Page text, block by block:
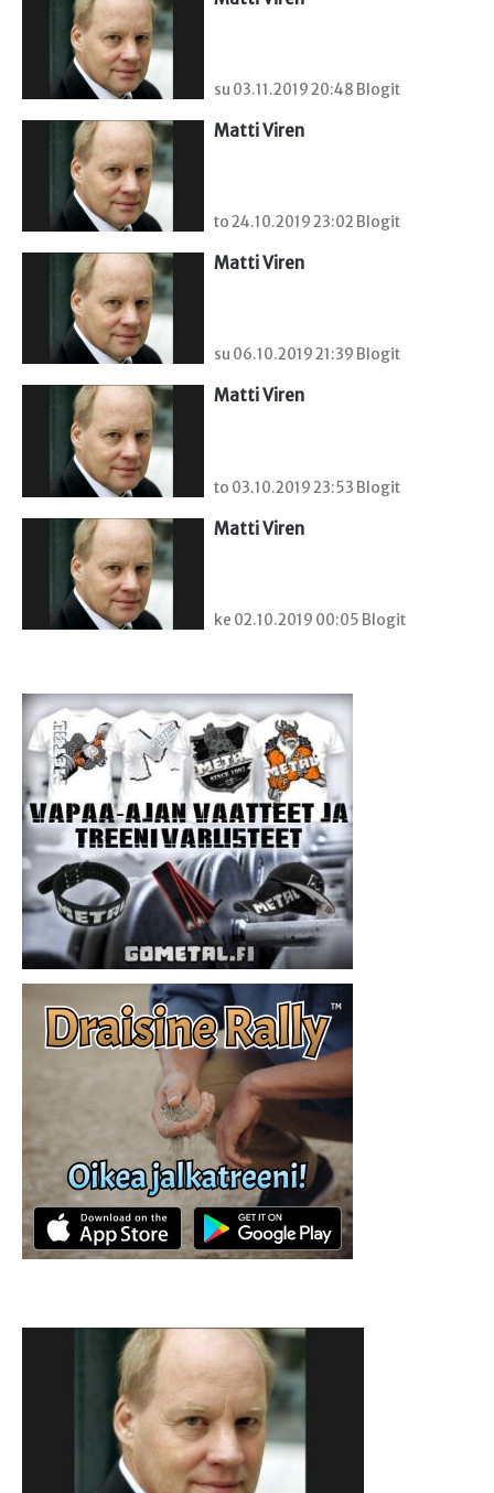
su 03.11.2019 20:48 Blogit
Matti Viren
to 24.10.2019 23:02 Blogit
Matti Viren
su 06.10.2019 21:39 Blogit
Matti Viren
to 03.10.2019 23:53 Blogit
Matti Viren
ke 02.10.2019 00:05 Blogit